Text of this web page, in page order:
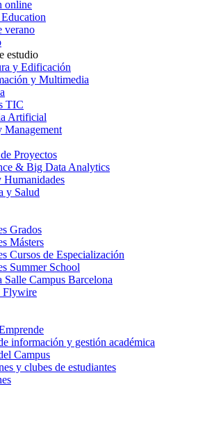
online
verano
estudio
y Edificación
y Multimedia
TIC
Artificial
Management
Proyectos
& Big Data Analytics
y Salud
Grados
Másters
Cursos de Especialización
Summer School
Campus Barcelona
Flywire
información y gestión académica
Campus
y clubes de estudiantes